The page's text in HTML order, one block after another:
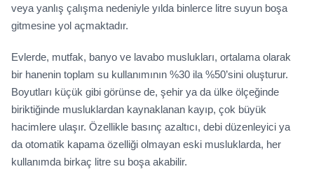
veya yanlış çalışma nedeniyle yılda binlerce litre suyun boşa
gitmesine yol açmaktadır.
Evlerde, mutfak, banyo ve lavabo muslukları, ortalama olarak
bir hanenin toplam su kullanımının %30 ila %50’sini oluşturur.
Boyutları küçük gibi görünse de, şehir ya da ülke ölçeğinde
biriktiğinde musluklardan kaynaklanan kayıp, çok büyük
hacimlere ulaşır. Özellikle basınç azaltıcı, debi düzenleyici ya
da otomatik kapama özelliği olmayan eski musluklarda, her
kullanımda birkaç litre su boşa akabilir.